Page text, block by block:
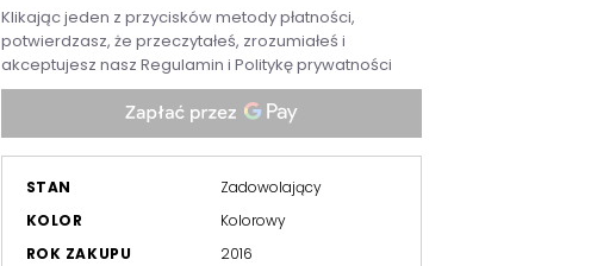
Klikając jeden z przycisków metody płatności,
potwierdzasz, że przeczytałeś, zrozumiałeś i
akceptujesz nasz Regulamin i Politykę prywatności
STAN
Zadowolający
KOLOR
Kolorowy
ROK ZAKUPU
2016